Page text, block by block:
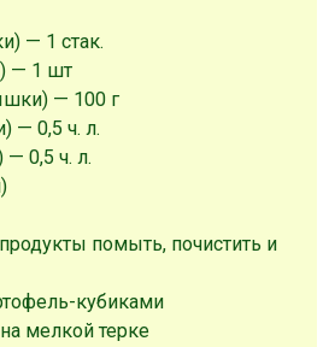
— 1 стак.
— 1 шт
— 100 г
— 0,5 ч. л.
0,5 ч. л.
помыть, почистить и
кубиками
мелкой терке